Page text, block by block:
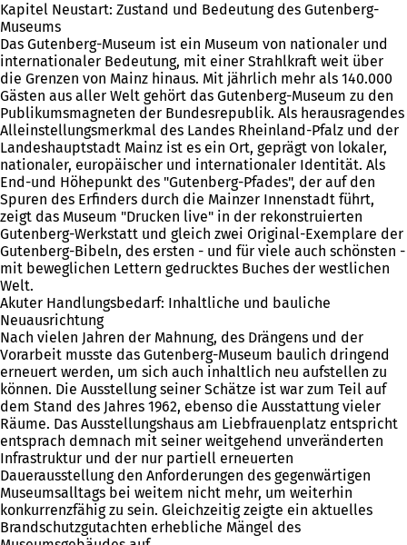
Kapitel Neustart: Zustand und Bedeutung des Gutenberg-
Museums
Das Gutenberg-Museum ist ein Museum von nationaler und
internationaler Bedeutung, mit einer Strahlkraft weit über
die Grenzen von Mainz hinaus. Mit jährlich mehr als 140.000
Gästen aus aller Welt gehört das Gutenberg-Museum zu den
Publikumsmagneten der Bundesrepublik. Als herausragendes
Alleinstellungsmerkmal des Landes Rheinland-Pfalz und der
Landeshauptstadt Mainz ist es ein Ort, geprägt von lokaler,
nationaler, europäischer und internationaler Identität. Als
End-und Höhepunkt des "Gutenberg-Pfades", der auf den
Spuren des Erfinders durch die Mainzer Innenstadt führt,
zeigt das Museum "Drucken live" in der rekonstruierten
Gutenberg-Werkstatt und gleich zwei Original-Exemplare der
Gutenberg-Bibeln, des ersten - und für viele auch schönsten -
mit beweglichen Lettern gedrucktes Buches der westlichen
Welt.
Akuter Handlungsbedarf: Inhaltliche und bauliche
Neuausrichtung
Nach vielen Jahren der Mahnung, des Drängens und der
Vorarbeit musste das Gutenberg-Museum baulich dringend
erneuert werden, um sich auch inhaltlich neu aufstellen zu
können. Die Ausstellung seiner Schätze ist war zum Teil auf
dem Stand des Jahres 1962, ebenso die Ausstattung vieler
Räume. Das Ausstellungshaus am Liebfrauenplatz entspricht
entsprach demnach mit seiner weitgehend unveränderten
Infrastruktur und der nur partiell erneuerten
Dauerausstellung den Anforderungen des gegenwärtigen
Museumsalltags bei weitem nicht mehr, um weiterhin
konkurrenzfähig zu sein. Gleichzeitig zeigte ein aktuelles
Brandschutzgutachten erhebliche Mängel des